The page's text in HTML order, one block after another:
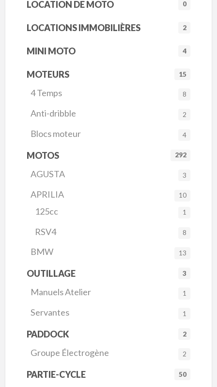
LOCATION DE MOTO 0
LOCATIONS IMMOBILIÈRES 2
MINI MOTO 4
MOTEURS 15
4 Temps 8
Anti-dribble 2
Blocs moteur 4
MOTOS 292
AGUSTA 3
APRILIA 10
125cc 1
RSV4 8
BMW 13
OUTILLAGE 3
Manuels Atelier 1
Servantes 1
PADDOCK 2
Groupe Électrogène 2
PARTIE-CYCLE 50